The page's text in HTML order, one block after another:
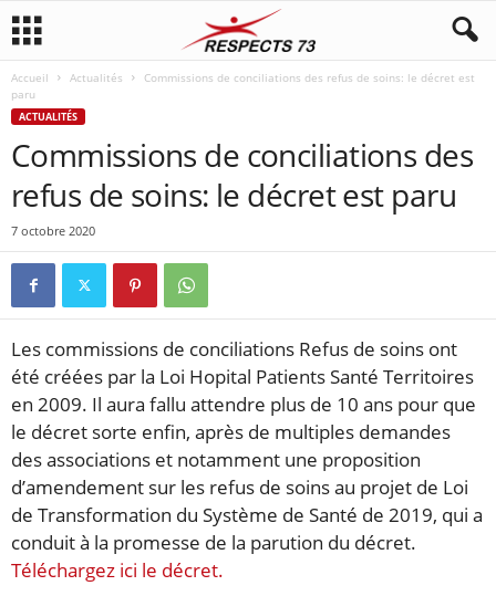
Accueil Actualités
Commissions de conciliations des refus de soins: le décret est
paru
ACTUALITÉS
Commissions de conciliations des
refus de soins: le décret est paru
7 octobre 2020
Les commissions de conciliations Refus de soins ont
été créées par la Loi Hopital Patients Santé Territoires
en 2009. Il aura fallu attendre plus de 10 ans pour que
le décret sorte enfin, après de multiples demandes
des associations et notamment une proposition
d’amendement sur les refus de soins au projet de Loi
de Transformation du Système de Santé de 2019, qui a
conduit à la promesse de la parution du décret.
Téléchargez ici le décret.